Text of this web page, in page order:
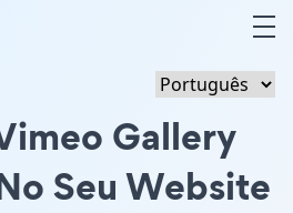
Gallery
Seu Website